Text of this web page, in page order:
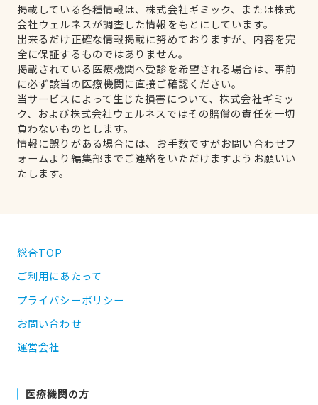
掲載している各種情報は、株式会社ギミック、または株式
会社ウェルネスが調査した情報をもとにしています。
出来るだけ正確な情報掲載に努めておりますが、内容を完
全に保証するものではありません。
掲載されている医療機関へ受診を希望される場合は、事前
に必ず該当の医療機関に直接ご確認ください。
当サービスによって生じた損害について、株式会社ギミッ
ク、および株式会社ウェルネスではその賠償の責任を一切
負わないものとします。
情報に誤りがある場合には、お手数ですがお問い合わせフ
ォームより編集部までご連絡をいただけますようお願いい
たします。
総合TOP
ご利用にあたって
プライバシーポリシー
お問い合わせ
運営会社
医療機関の方